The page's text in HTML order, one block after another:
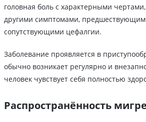
головная боль с характерными
другими симптомами,
сопутствующими цефалгии.
Заболевание проявляется в
обычно возникает регулярно и
человек чувствует себя полностью
Распространённость